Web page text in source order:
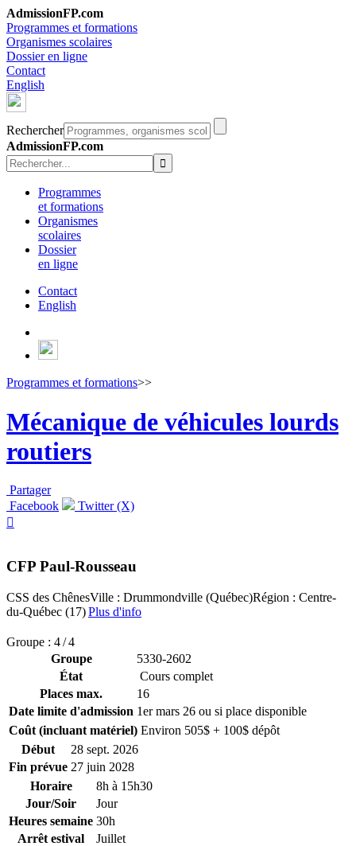
AdmissionFP.com
Programmes et formations
Organismes scolaires
Dossier en ligne
Contact
English
Rechercher
AdmissionFP.com
Programmes
et formations
Organismes
scolaires
Dossier
en ligne
Contact
English
Programmes et formations>>
Mécanique de véhicules lourds
routiers
Partager
Facebook
Twitter (X)

CFP Paul-Rousseau
CSS des ChênesVille : Drummondville (Québec)Région : Centre-
du-Québec (17)Plus d'info
Groupe : 4 / 4
Groupe
5330-2602
État
Cours complet
Places max.
16
Date limite d'admission 1er mars 26 ou si place disponible
Coût (incluant matériel) Environ 505$ + 100$ dépôt
Début
28 sept. 2026
Fin prévue 27 juin 2028
Horaire
8h à 15h30
Jour/Soir
Jour
Heures semaine 30h
Arrêt estival
Juillet